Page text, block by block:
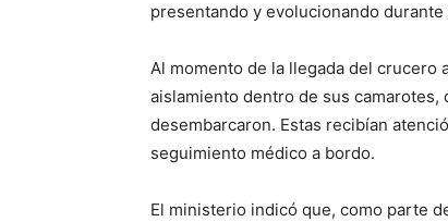
presentando y evolucionando
Al momento de la llegada del crucero
aislamiento dentro de sus camarotes,
desembarcaron. Estas recibían
seguimiento médico a bordo.
El ministerio indicó que, como parte